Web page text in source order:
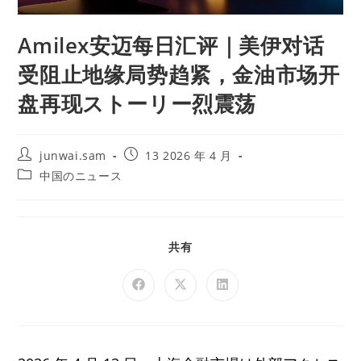
Amilex安迈每日汇评｜美伊对话
受阻止地缘局势趋紧，金油市场开
盘再现ストーリー烈震荡
junwai.sam
13 2026 年 4 月
中国のニュース
共有